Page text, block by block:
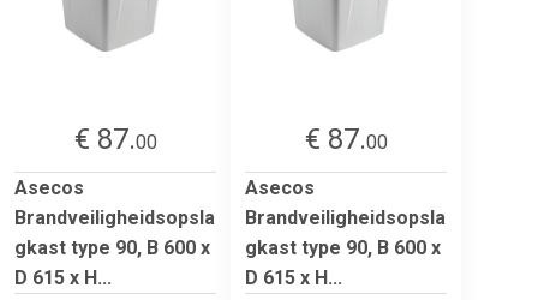
€ 87.00
Asecos
Brandveiligheidsopsla
gkast type 90, B 600 x
D 615 x H...
€ 87.00
Asecos
Brandveiligheidsopsla
gkast type 90, B 600 x
D 615 x H...